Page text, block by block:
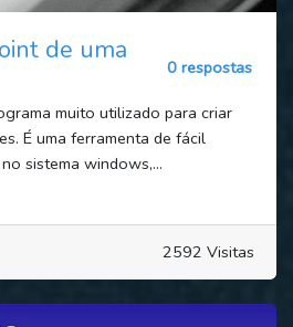
de uma
0 respostas
muito utilizado para criar
É uma ferramenta de fácil
sistema windows,...
2592 Visitas